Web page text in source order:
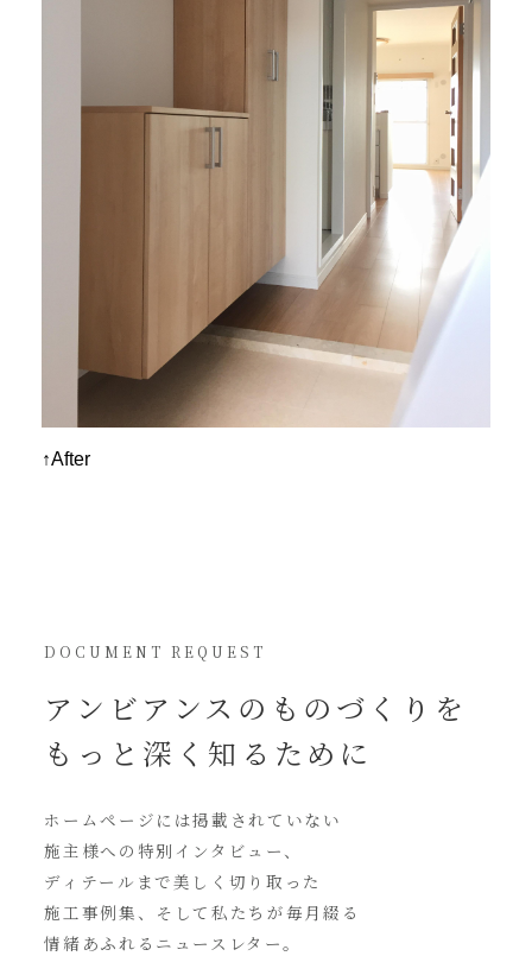
↑After
DOCUMENT REQUEST
アンビアンスの ものづくりを
もっと深く知るために
ホームページには掲載されていない
施主様への特別インタビュー、
ディテールまで美しく切り取った
施工事例集、そして私たちが毎月綴る
情緒あふれるニュースレター。